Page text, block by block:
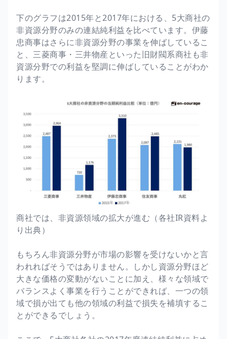
下のグラフは2015年と2017年における、5大商社の
非資源分野のみの連結純利益を比べています。伊藤
忠商事はさらに非資源分野の事業を伸ばしているこ
と、三菱商事・三井物産といった旧財閥系商社も非
資源分野での利益を堅調に伸ばしていることがわか
ります。
商社では、非資源領域の拡大が進む（各社IR資料よ
り出典）
もちろん非資源分野が市場の影響を受けないかと言
われればそうではありません。しかし資源分野ほど
大きな価格の変動がないことに加え、様々な領域で
バランスよく事業を行うことができれば、一つの領
域で損が出ても他の領域の利益で損失を補填するこ
とができるでしょう。